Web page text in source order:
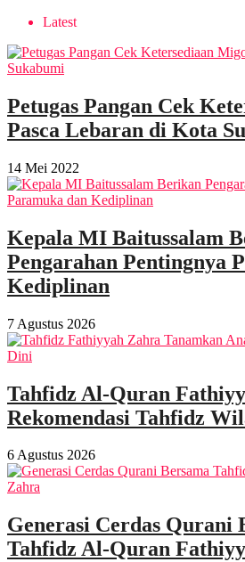
Latest
Petugas Pangan Cek
Pasca Lebaran di Kota
14 Mei 2022
Kepala MI Baitussalam
Pengarahan Pentingnya
Kediplinan
7 Agustus 2026
Tahfidz Al-Quran
Rekomendasi Tahfidz
6 Agustus 2026
Generasi Cerdas Qurani
Tahfidz Al-Quran